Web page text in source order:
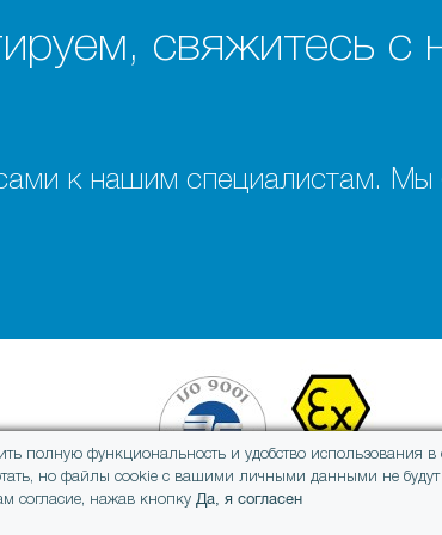
свяжитесь с
к нашим специалистам. Мы
полную функциональность и удобство использования в
но файлы cookie с вашими личными данными не будут
согласие, нажав кнопку Да, я согласен